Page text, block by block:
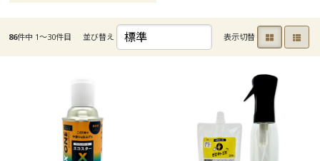
86件中 1〜30件目 並び替え 表示切替